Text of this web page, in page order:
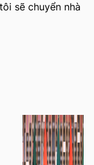
sẽ chuyển nhà